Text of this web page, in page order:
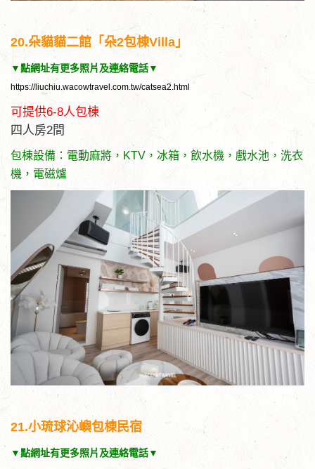
20.朵貓貓二館「朵2包棟Villa」
▼點網址有更多照片及連絡電話▼
https://liuchiu.wacowtravel.com.tw/catsea2.html
可提供6-8人包棟
四人房2間
包棟設備：電動麻將，KTV，冰箱，飲水機，戲水池，洗衣
機，電磁爐
21.小琉球沁嶼包棟民宿
▼點網址有更多照片及連絡電話▼